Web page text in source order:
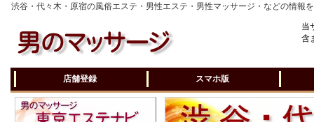
渋谷・代々木・原宿の風俗エステ・男性エステ・男性マッサージ・などの情報
当
含
店舗登録 スマホ版